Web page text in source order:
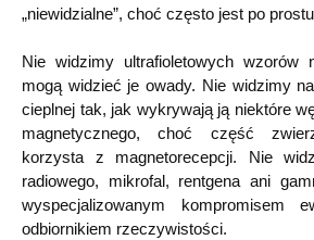
„niewidzialne”, choć często jest po
Nie widzimy ultrafioletowych wzorów
mogą widzieć je owady. Nie widzimy
cieplnej tak, jak wykrywają ją niektóre
magnetycznego, choć część
korzysta z magnetorecepcji. Nie
radiowego, mikrofal, rentgena ani
wyspecjalizowanym kompromisem
odbiornikiem rzeczywistości.